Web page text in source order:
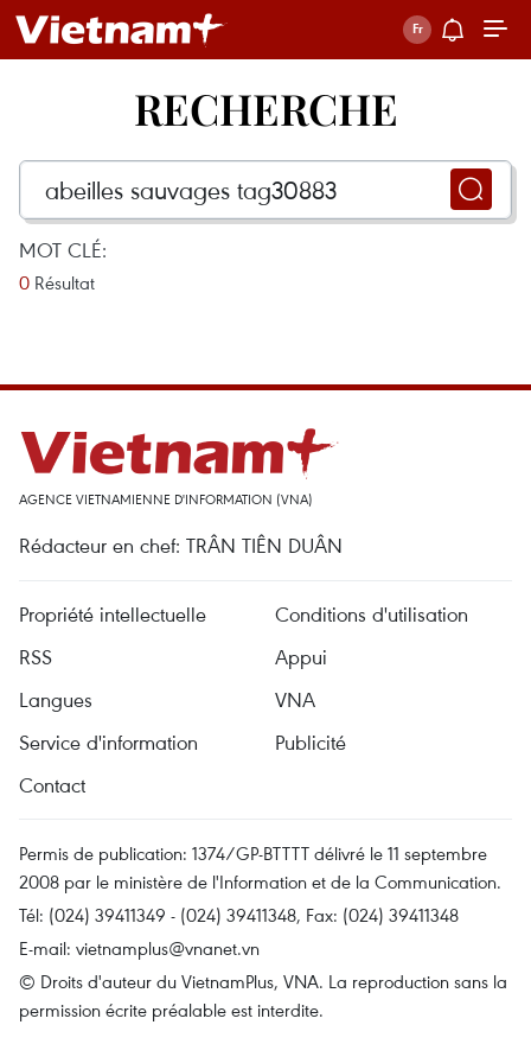
RECHERCHE
MOT CLÉ:
0 Résultat
AGENCE VIETNAMIENNE D'INFORMATION (VNA)
Rédacteur en chef: TRÂN TIÊN DUÂN
Propriété intellectuelle
Conditions d'utilisation
RSS
Appui
Langues
VNA
Service d'information
Publicité
Contact
Permis de publication: 1374/GP-BTTTT délivré le 11 septembre
2008 par le ministère de l'Information et de la Communication.
Tél: (024) 39411349 - (024) 39411348, Fax: (024) 39411348
E-mail: vietnamplus@vnanet.vn
© Droits d'auteur du VietnamPlus, VNA. La reproduction sans la
permission écrite préalable est interdite.